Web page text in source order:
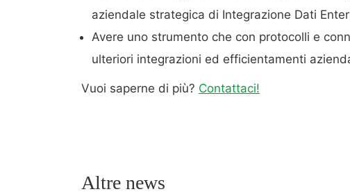
aziendale strategica di Integrazione Dati
Avere uno strumento che con protocolli e
ulteriori integrazioni ed efficientamenti
Vuoi saperne di più? Contattaci!
Altre news